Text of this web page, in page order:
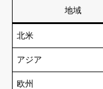
地域
北米
アジア
欧州